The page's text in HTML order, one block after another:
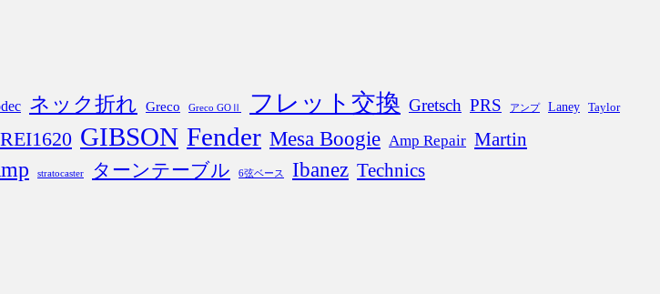
ネック折れ Greco Greco GOⅡ フレット交換 Gretsch PRS アンプ Laney Taylor
GIBSON Fender Mesa Boogie Amp Repair Martin
stratocaster ターンテーブル 6弦ベース Ibanez Technics